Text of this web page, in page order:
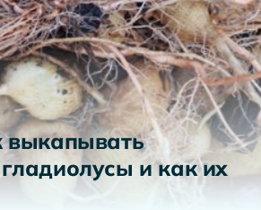
выкапывать
и как их